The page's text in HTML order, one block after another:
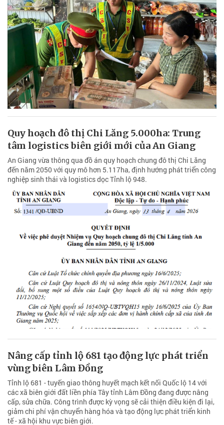
Quy hoạch đô thị Chi Lăng 5.000ha: Trung
tâm logistics biên giới mới của An Giang
An Giang vừa thông qua đồ án quy hoạch chung đô thị Chi Lăng
đến năm 2050 với quy mô hơn 5.117ha, định hướng phát triển công
nghiệp sinh thái và logistics dọc Tỉnh lộ 948.
Nâng cấp tỉnh lộ 681 tạo động lực phát triển
vùng biên Lâm Đồng
Tỉnh lộ 681 - tuyến giao thông huyết mạch kết nối Quốc lộ 14 với
các xã biên giới đất liền phía Tây tỉnh Lâm Đồng đang được nâng
cấp, sửa chữa. Công trình được kỳ vọng sẽ cải thiện điều kiện đi lại,
giảm chi phí vận chuyển hàng hóa và tạo động lực phát triển kinh
tế - xã hội khu vực biên giới.